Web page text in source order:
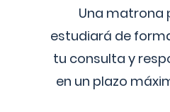
Una matrona
estudiará de
tu consulta y
en un plazo